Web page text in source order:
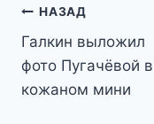
Навигация
по
записям
НАЗАД
Галкин выложил
фото Пугачёвой в
кожаном мини